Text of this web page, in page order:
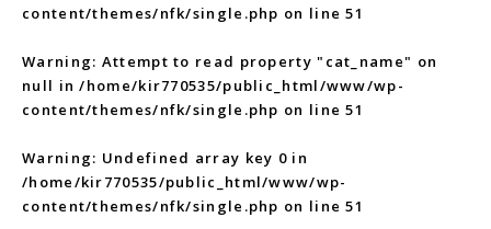
content/themes/nfk/single.php on line51
Warning: Attempt to read property "cat_name" on
null in/home/kir770535/public_html/www/wp-
content/themes/nfk/single.php on line51
Warning: Undefined array key 0 in
/home/kir770535/public_html/www/wp-
content/themes/nfk/single.php on line51